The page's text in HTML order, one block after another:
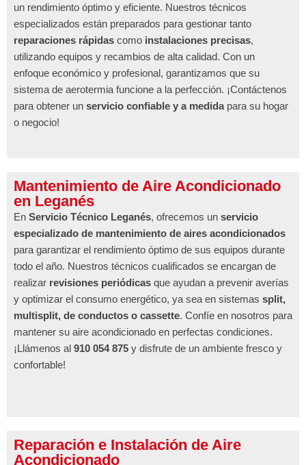
un rendimiento óptimo y eficiente. Nuestros técnicos
especializados están preparados para gestionar tanto
reparaciones rápidas como instalaciones precisas,
utilizando equipos y recambios de alta calidad. Con un
enfoque económico y profesional, garantizamos que su
sistema de aerotermia funcione a la perfección. ¡Contáctenos
para obtener un servicio confiable y a medidapara su hogar
o negocio!
Mantenimiento de Aire Acondicionado
en Leganés
En Servicio Técnico Leganés, ofrecemos un servicio
especializado de mantenimiento de aires acondicionados
para garantizar el rendimiento óptimo de sus equipos durante
todo el año. Nuestros técnicos cualificados se encargan de
realizar revisiones periódicas que ayudan a prevenir averías
y optimizar el consumo energético, ya sea en sistemas split,
multisplit, de conductos o cassette. Confíe en nosotros para
mantener su aire acondicionado en perfectas condiciones.
¡Llámenos al 910 054 875 y disfrute de un ambiente fresco y
confortable!
Reparación e Instalación de Aire
Acondicionado